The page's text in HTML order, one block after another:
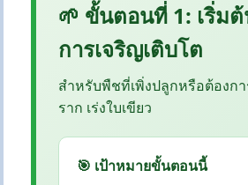
🌱 ขั้นตอนที่ 1: เริ่มต้
การเจริญเติบโต
สำหรับพืชที่เพิ่งปลูกหรือต้องกา
ราก เร่งใบเขียว
🎯 เป้าหมายขั้นตอนนี้